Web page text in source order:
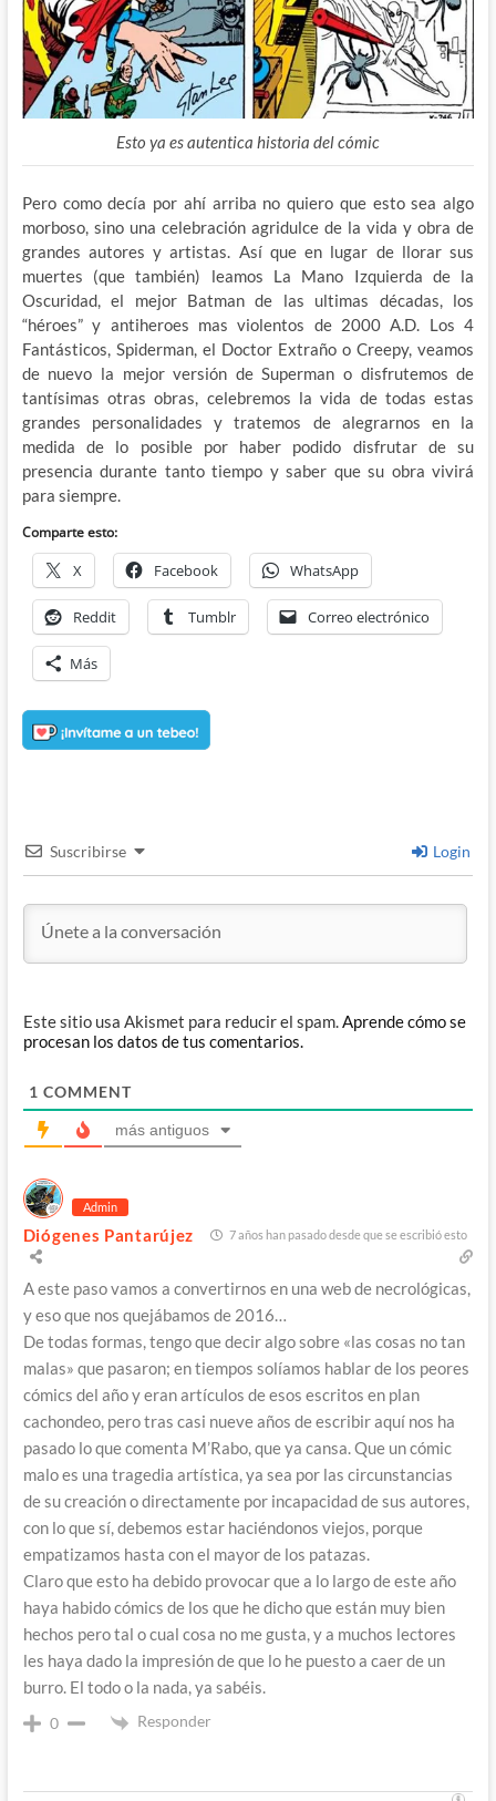
Esto ya es autentica historia del cómic
Pero como decía por ahí arriba no quiero que esto sea algo
morboso, sino una celebración agridulce de la vida y obra de
grandes autores y artistas. Así que en lugar de llorar sus
muertes (que también) leamos La Mano Izquierda de la
Oscuridad, el mejor Batman de las ultimas décadas, los
“héroes” y antiheroes mas violentos de 2000 A.D. Los 4
Fantásticos, Spiderman, el Doctor Extraño o Creepy, veamos
de nuevo la mejor versión de Superman o disfrutemos de
tantísimas otras obras, celebremos la vida de todas estas
grandes personalidades y tratemos de alegrarnos en la
medida de lo posible por haber podido disfrutar de su
presencia durante tanto tiempo y saber que su obra vivirá
para siempre.
Comparte esto:
X Facebook WhatsApp
Reddit Tumblr Correo electrónico
Más
Suscribirse Login
Este sitio usa Akismet para reducir el spam.Aprende cómo se
procesan los datos de tus comentarios.
1 COMMENT
más antiguos
Admin
Diógenes Pantarújez 7 años han pasado desde que se escribió esto
A este paso vamos a convertirnos en una web de necrológicas,
y eso que nos quejábamos de 2016…
De todas formas, tengo que decir algo sobre «las cosas no tan
malas» que pasaron; en tiempos solíamos hablar de los peores
cómics del año y eran artículos de esos escritos en plan
cachondeo, pero tras casi nueve años de escribir aquí nos ha
pasado lo que comenta M’Rabo, que ya cansa. Que un cómic
malo es una tragedia artística, ya sea por las circunstancias
de su creación o directamente por incapacidad de sus autores,
con lo que sí, debemos estar haciéndonos viejos, porque
empatizamos hasta con el mayor de los patazas.
Claro que esto ha debido provocar que a lo largo de este año
haya habido cómics de los que he dicho que están muy bien
hechos pero tal o cual cosa no me gusta, y a muchos lectores
les haya dado la impresión de que lo he puesto a caer de un
burro. El todo o la nada, ya sabéis.
0 Responder